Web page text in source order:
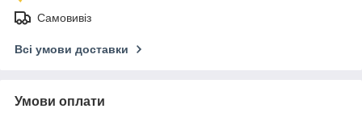
Самовивіз
Всі умови доставки
Умови оплати